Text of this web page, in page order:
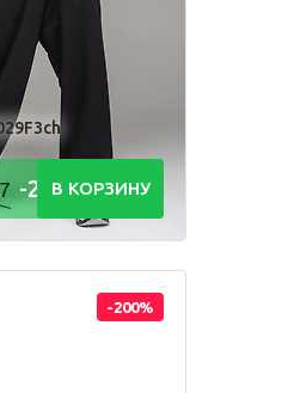
Брюки
-21 474
В КОРЗИНУ
-200%